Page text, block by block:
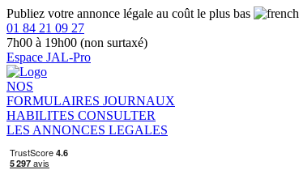
Publiez votre annonce légale au coût le plus bas
01 84 21 09 27
7h00 à 19h00 (non surtaxé)
Espace JAL-Pro
NOS
FORMULAIRES JOURNAUX
HABILITES CONSULTER
LES ANNONCES LEGALES